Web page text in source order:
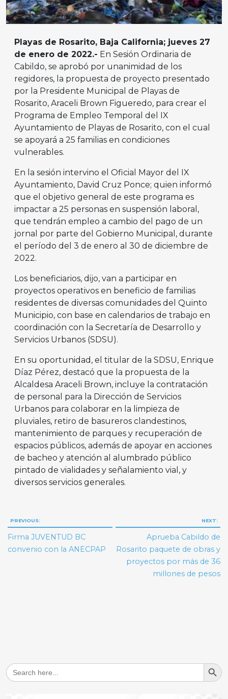
Playas de Rosarito, Baja California; jueves 27
de enero de 2022.- En Sesión Ordinaria de
Cabildo, se aprobó por unanimidad de los
regidores, la propuesta de proyecto presentado
por la Presidente Municipal de Playas de
Rosarito, Araceli Brown Figueredo, para crear el
Programa de Empleo Temporal del IX
Ayuntamiento de Playas de Rosarito, con el cual
se apoyará a 25 familias en condiciones
vulnerables.
En la sesión intervino el Oficial Mayor del IX
Ayuntamiento, David Cruz Ponce; quien informó
que el objetivo general de este programa es
impactar a 25 personas en suspensión laboral,
que tendrán empleo a cambio del pago de un
jornal por parte del Gobierno Municipal, durante
el período del 3 de enero al 30 de diciembre de
2022.
Los beneficiarios, dijo, van a participar en
proyectos operativos en beneficio de familias
residentes de diversas comunidades del Quinto
Municipio, con base en calendarios de trabajo en
coordinación con la Secretaría de Desarrollo y
Servicios Urbanos (SDSU).
En su oportunidad, el titular de la SDSU, Enrique
Díaz Pérez, destacó que la propuesta de la
Alcaldesa Araceli Brown, incluye la contratación
de personal para la Dirección de Servicios
Urbanos para colaborar en la limpieza de
pluviales, retiro de basureros clandestinos,
mantenimiento de parques y recuperación de
espacios públicos, además de apoyar en acciones
de bacheo y atención al alumbrado público
pintado de vialidades y señalamiento vial, y
diversos servicios generales.
Navegación
de
entradas
PREVIOUS:
Firma JUVENTUD BC
convenio con la ANECPAP
NEXT:
Aprueba Cabildo de
Rosarito paquete de obras y
proyectos por más de 36
millones de pesos
Search
for:
Search